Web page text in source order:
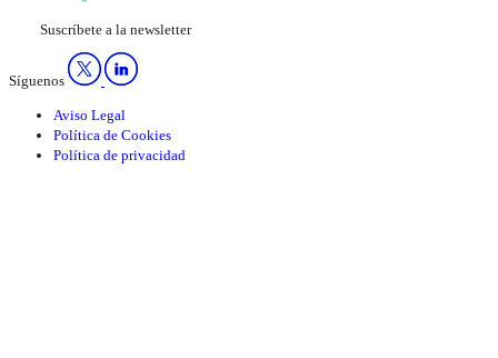
Suscríbete a la newsletter
Síguenos
Aviso Legal
Política de Cookies
Política de privacidad